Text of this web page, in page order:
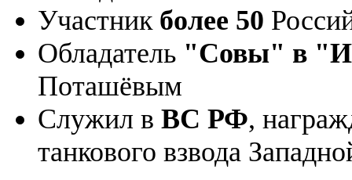
Участник более 50
Обладатель "Совы" в
Поташёвым
Служил в ВС РФ,
танкового взвода